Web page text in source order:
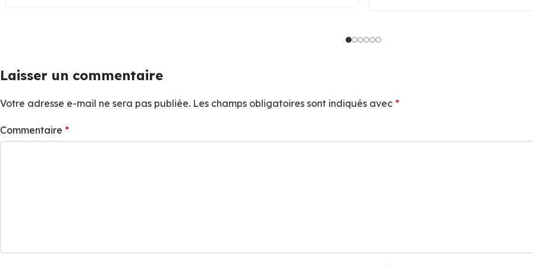
Laisser un commentaire
Votre adresse e-mail ne sera pas publiée. Les champs obligatoires sont indiqués avec *
Commentaire *